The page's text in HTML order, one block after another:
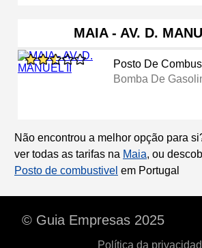
MAIA - AV. D.
Posto De
Bomba De
Não encontrou a melhor opção para
ver todas as tarifas na Maia, ou
Posto de combustivel em Portugal
© Guia Empresas 2025
Política da